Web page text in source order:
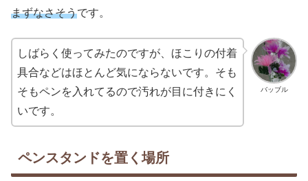
まずなさそうです。
バッブル
しばらく使ってみたのですが、ほこりの付着
具合などはほとんど気にならないです。そも
そもペンを入れてるので汚れが目に付きにく
いです。
ペンスタンドを置く場所